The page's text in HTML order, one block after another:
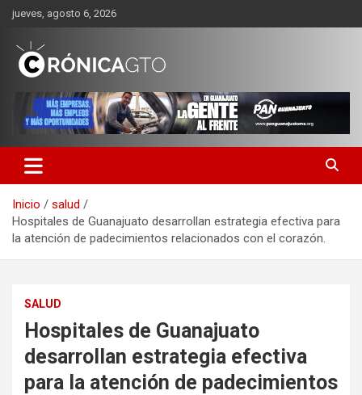
Saltar
contenido
jueves, agosto 6, 2026
CRONICA GUANAJUATO
Inicio
salud
Hospitales de Guanajuato desarrollan estrategia efectiva para
la atención de padecimientos relacionados con el corazón.
SALUD
Hospitales de Guanajuato
desarrollan estrategia efectiva
para la atención de padecimientos